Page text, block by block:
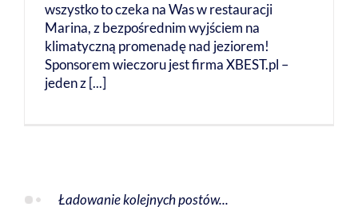
wszystko to czeka na Was w restauracji
Marina, z bezpośrednim wyjściem na
klimatyczną promenadę nad jeziorem!
Sponsorem wieczoru jest firma XBEST.pl –
jeden z [...]